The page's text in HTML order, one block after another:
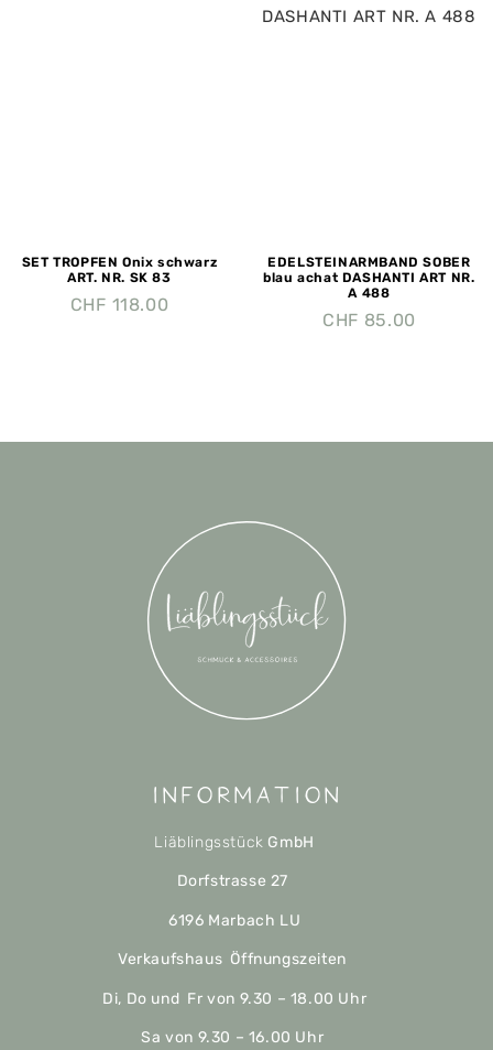
SET TROPFEN Onix schwarz
ART. NR. SK 83
CHF 118.00
EDELSTEINARMBAND SOBER
blau achat DASHANTI ART NR.
A 488
CHF 85.00
Information
Liäblingsstück GmbH
Dorfstrasse 27
6196 Marbach LU
Verkaufshaus Öffnungszeiten
Di, Do und Fr von 9.30 – 18.00 Uhr
Sa von 9.30 – 16.00 Uhr